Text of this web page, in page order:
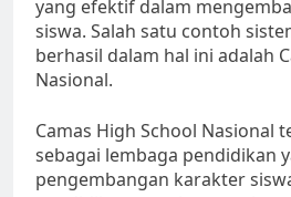
yang efektif dalam
siswa. Salah satu contoh
berhasil dalam hal ini adalah
Nasional.
Camas High School Nasional
sebagai lembaga pendidikan
pengembangan karakter